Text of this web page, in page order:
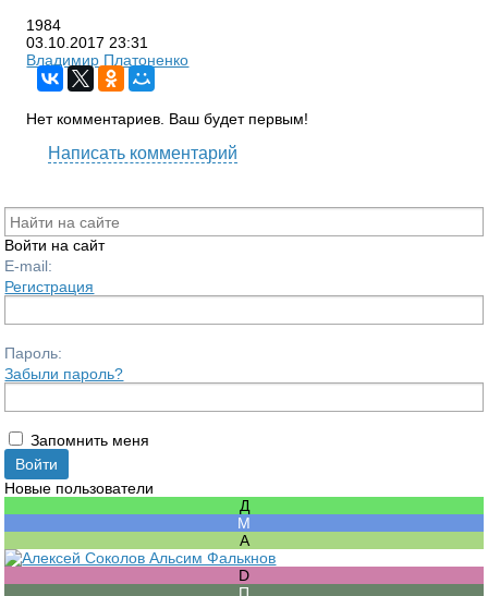
1984
03.10.2017 23:31
Владимир Платоненко
Нет комментариев. Ваш будет первым!
Написать комментарий
Войти на сайт
E-mail:
Регистрация
Пароль:
Забыли пароль?
Запомнить меня
Новые пользователи